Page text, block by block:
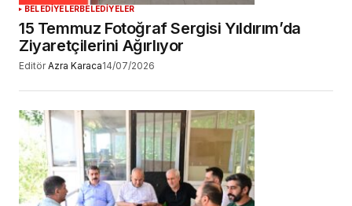
BELEDİYELERBELEDİYELER
15 Temmuz Fotoğraf Sergisi Yıldırım’da
Ziyaretçilerini Ağırlıyor
Editör Azra Karaca14/07/2026